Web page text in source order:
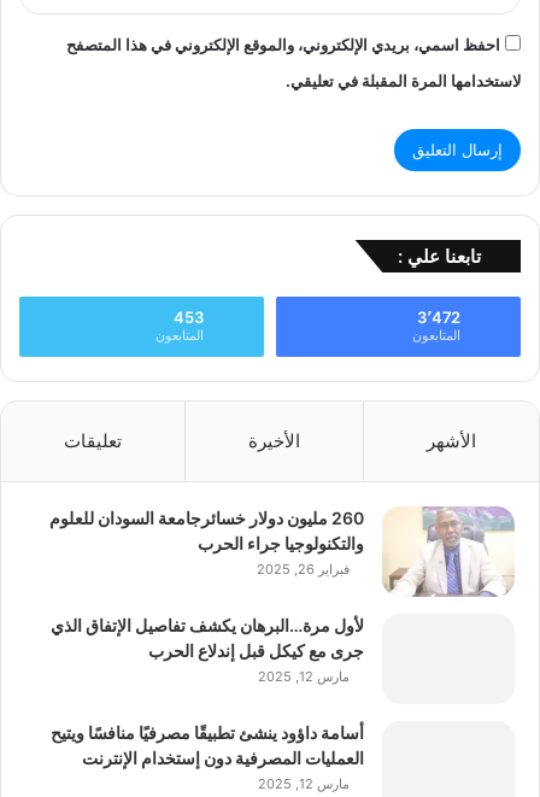
احفظ اسمي، بريدي الإلكتروني، والموقع الإلكتروني في هذا المتصفح
لاستخدامها المرة المقبلة في تعليقي.
تابعنا علي :
3٬472
المتابعون
453
المتابعون
الأشهر الأخيرة تعليقات
260 مليون دولار خسائرجامعة السودان للعلوم
والتكنولوجيا جراء الحرب
فبراير 26, 2025
لأول مرة…البرهان يكشف تفاصيل الإتفاق الذي
جرى مع كيكل قبل إندلاع الحرب
مارس 12, 2025
أسامة داؤود ينشئ تطبيقًا مصرفيًا منافسًا ويتيح
العمليات المصرفية دون إستخدام الإنترنت
مارس 12, 2025